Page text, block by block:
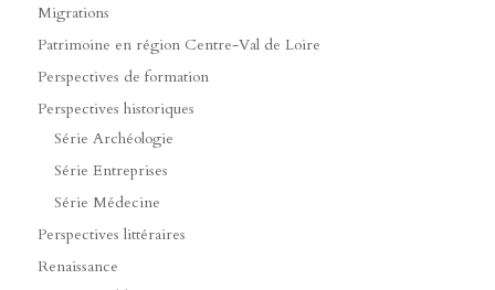
Migrations
Patrimoine en région Centre-Val de Loire
Perspectives de formation
Perspectives historiques
Série Archéologie
Série Entreprises
Série Médecine
Perspectives littéraires
Renaissance